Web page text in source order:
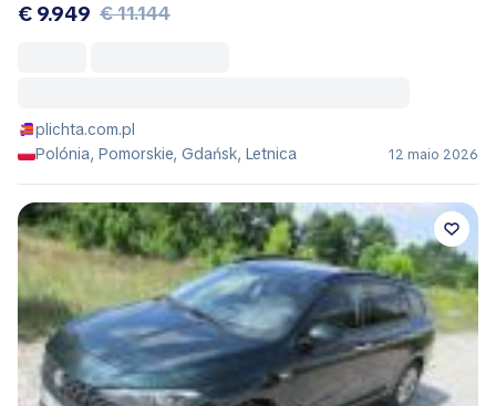
€ 9.949 € 11.144
plichta.com.pl
Polónia, Pomorskie, Gdańsk, Letnica
12 maio 2026